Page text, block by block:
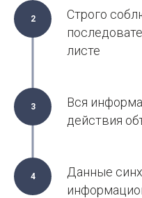
2
Строго
листе
3
Вся
действия
4
Данные